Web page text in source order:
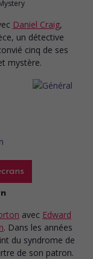
Daniel Craig,
un détective
cinq de ses
mystère.
avec Edward
. Dans les années
du syndrome de
de son patron.